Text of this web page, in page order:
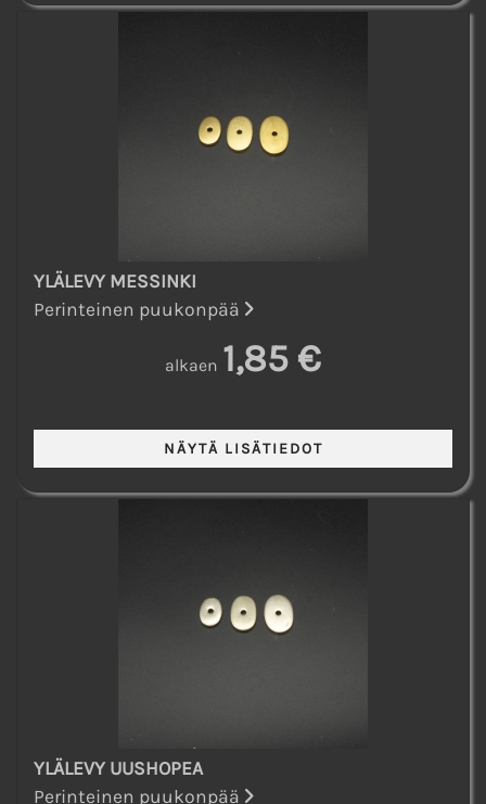
YLÄLEVY MESSINKI
Perinteinen puukonpää
alkaen 1,85 €
YLÄLEVY UUSHOPEA
Perinteinen puukonpää